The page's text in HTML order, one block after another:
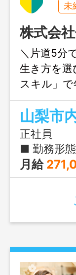
未
株式会
＼片道5分
生き方を選
スキル」
山梨市
正社員
■ 勤務形態：変形労
月給 271,000円～392,000円